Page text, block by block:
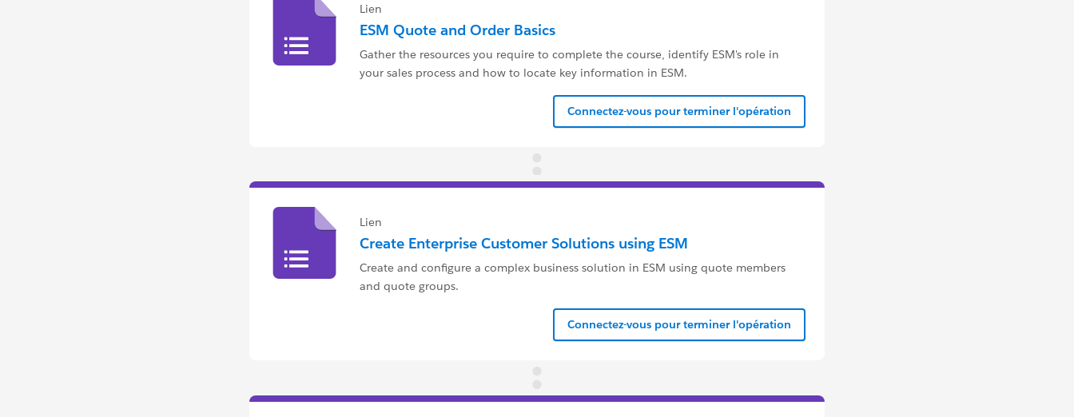
Lien
ESM Quote and Order Basics
Gather the resources you require to complete the course, identify ESM's role in
your sales process and how to locate key information in ESM.
Connectez-vous pour terminer l'opération
Lien
Create Enterprise Customer Solutions using ESM
Create and configure a complex business solution in ESM using quote members
and quote groups.
Connectez-vous pour terminer l'opération